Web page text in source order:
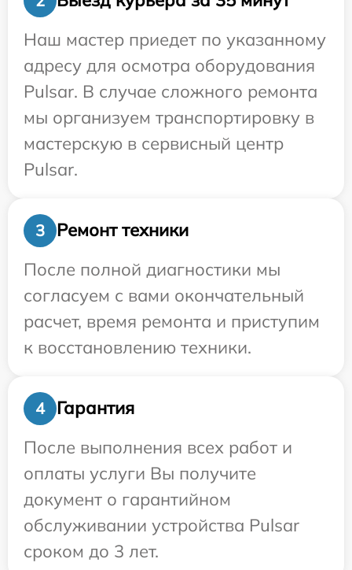
Наш мастер приедет по указанному
адресу для осмотра оборудования
Pulsar. В случае сложного ремонта
мы организуем транспортировку в
мастерскую в сервисный центр
Pulsar.
3
Ремонт техники
После полной диагностики мы
согласуем с вами окончательный
расчет, время ремонта и приступим
к восстановлению техники.
4
Гарантия
После выполнения всех работ и
оплаты услуги Вы получите
документ о гарантийном
обслуживании устройства Pulsar
сроком до 3 лет.